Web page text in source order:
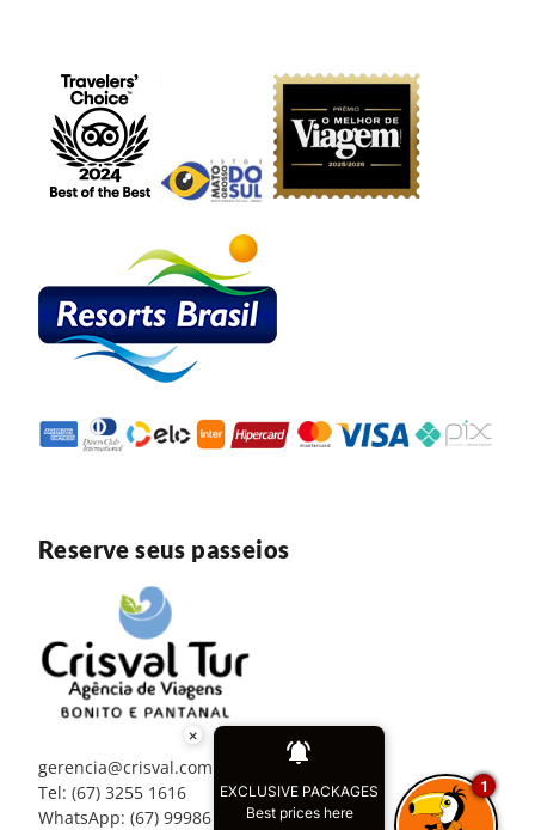
Reserve seus passeios
gerencia@crisval.com.br
Tel: (67) 3255 1616
WhatsApp: (67) 99986 3298
×
EXCLUSIVE PACKAGES
Best prices here
1